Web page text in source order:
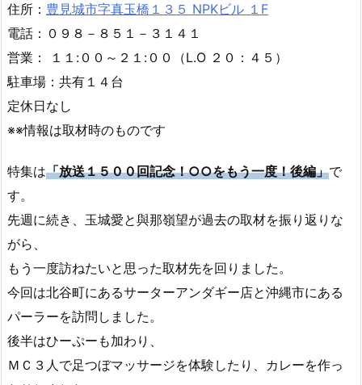
住所： 豊見城市字真玉橋１３５ NPKビル １F
電話：０９８－８５１－３１４１
営業： １１:００～２１:００（L.O ２０：４５）
駐車場：共有１４台
定休日なし
※※情報は取材時のものです
特集は「放送１５００回記念！○○をもう一度！後編」で
す。
先週に続き、玉城愛と與那嶺望が過去の取材を振り返りな
がら、
もう一度訪ねたいと思った取材先を回りました。
今回は北谷町にあるサーターアンダギー店と沖縄市にある
パーラーを訪問しました。
後半はひーぷーも加わり、
ＭＣ３人で足つぼマッサージを体験したり、カレーを作っ